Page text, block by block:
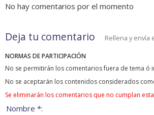
No hay comentarios por el momento
Deja tu comentario Rellena y envía
NORMAS DE PARTICIPACIÓN
No se permitirán los comentarios fuera de tema ó
No se aceptarán los contenidos considerados
Se eliminarán los comentarios que no cumplan
Nombre *: